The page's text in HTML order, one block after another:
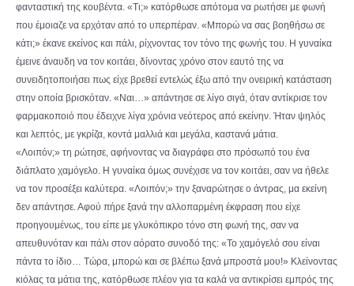
φανταστική της κουβέντα. «Τι;» κατόρθωσε απότομα να ρωτήσει με φωνή
που έμοιαζε να ερχόταν από το υπερπέραν. «Μπορώ να σας βοηθήσω σε
κάτι;» έκανε εκείνος και πάλι, ρίχνοντας τον τόνο της φωνής του. Η γυναίκα
έμεινε άναυδη να τον κοιτάει, δίνοντας χρόνο στον εαυτό της να
συνειδητοποιήσει πως είχε βρεθεί εντελώς έξω από την ονειρική κατάσταση
στην οποία βρισκόταν. «Ναι…» απάντησε σε λίγο σιγά, όταν αντίκρισε τον
φαρμακοποιό που έδειχνε λίγα χρόνια νεότερος από εκείνην. Ήταν ψηλός
και λεπτός, με γκρίζα, κοντά μαλλιά και μεγάλα, καστανά μάτια.
«Λοιπόν;» τη ρώτησε, αφήνοντας να διαγράφει στο πρόσωπό του ένα
διάπλατο χαμόγελο. Η γυναίκα όμως συνέχισε να τον κοιτάει, σαν να ήθελε
να τον προσέξει καλύτερα. «Λοιπόν;» την ξαναρώτησε ο άντρας, μα εκείνη
δεν απάντησε. Αφού πήρε ξανά την αλλοπαρμένη έκφραση που είχε
προηγουμένως, του είπε με γλυκόπικρο τόνο στη φωνή της, σαν να
απευθυνόταν και πάλι στον αόρατο συνοδό της: «Το χαμόγελό σου είναι
πάντα το ίδιο… Τώρα, μπορώ και σε βλέπω ξανά μπροστά μου!» Κλείνοντας
κιόλας τα μάτια της, κατόρθωσε πλέον για τα καλά να αντικρίσει εμπρός της